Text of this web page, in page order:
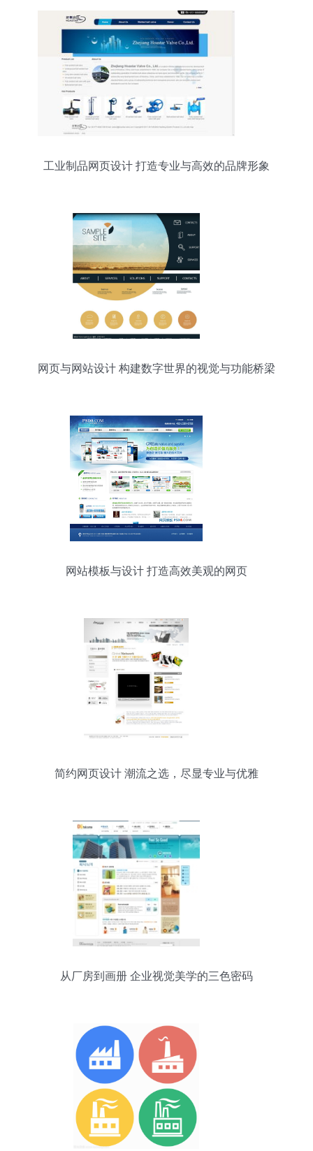
是一门融合了美学、心理学与工程学的复合艺术。
当我们放眼海外，那些斩获国际大奖、备受用户青
睐的网页设计，无不体现出对人性本能的深刻洞察
与对视觉秩序的极致把控。本文将带你走进一系列
精品海外网页UI设计案例，拆解其表面的华丽，深
入探析背后潜藏的设计逻辑与创意哲学，为我们的
日常设计实践提供一份兼具审美价值与方法论意义
工业制品网页设计 打造专业与高效的品牌形象
网页与网站设计 构建数字世界的视觉与功能桥梁
网站模板与设计 打造高效美观的网页
简约网页设计 潮流之选，尽显专业与优雅
从厂房到画册 企业视觉美学的三色密码